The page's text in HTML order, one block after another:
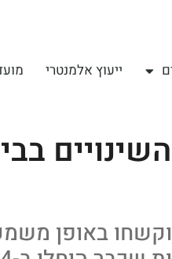
ייעוץ אלמנטרי
פחות מחודש, בינואר 2025, יוקשחו